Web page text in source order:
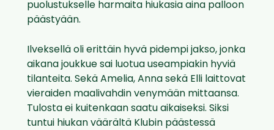
puolustukselle harmaita hiukasia aina palloon
päästyään.
Ilveksellä oli erittäin hyvä pidempi jakso, jonka
aikana joukkue sai luotua useampiakin hyviä
tilanteita. Sekä Amelia, Anna sekä Elli laittovat
vieraiden maalivahdin venymään mittaansa.
Tulosta ei kuitenkaan saatu aikaiseksi. Siksi
tuntui hiukan väärältä Klubin päästessä